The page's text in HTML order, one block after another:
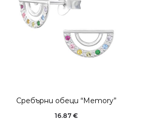
Сребърни обеци “Memory”
16.87 €